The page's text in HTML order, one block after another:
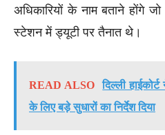
अधिकारियों के नाम बताने होंगे
स्टेशन में ड्यूटी पर तैनात थे।
READ ALSO
दिल्ली
के लिए बड़े सुधारों का निर्देश दिया